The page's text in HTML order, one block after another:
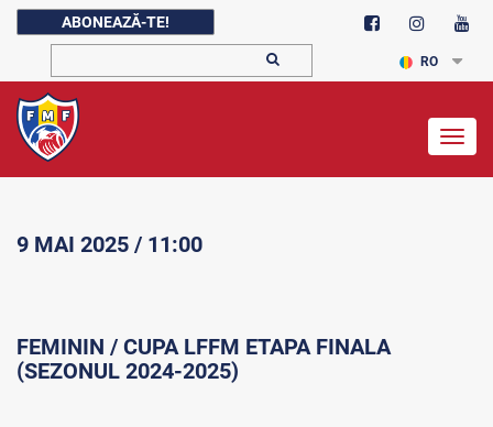
ABONEAZĂ-TE!
RO
9 MAI 2025 / 11:00
FEMININ / CUPA LFFM ETAPA FINALA
(SEZONUL 2024-2025)